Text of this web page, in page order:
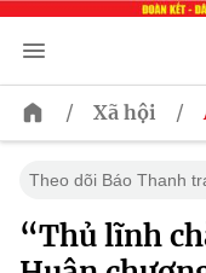
/ Xã hội /
Theo dõi Báo Thanh
“Thủ lĩnh